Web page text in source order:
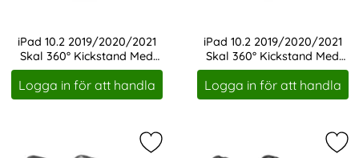
iPad 10.2 2019/2020/2021
Skal 360° Kickstand Med
Strap
Art. nr 219944
Logga in för att handla
iPad 10.2 2019/2020/2021
Skal 360° Kickstand Med
Strap
Art. nr 219945
Logga in för att handla
Markera otterBox UnlimitED